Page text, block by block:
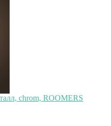
chrom, ROOMERS